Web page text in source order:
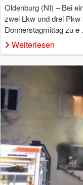
Oldenburg (NI) – Bei
zwei Lkw und drei
Donnerstagmittag zu
Weiterlesen